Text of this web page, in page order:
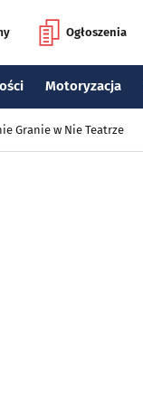
Ogłoszenia
Motoryzacja
Granie w Nie Teatrze